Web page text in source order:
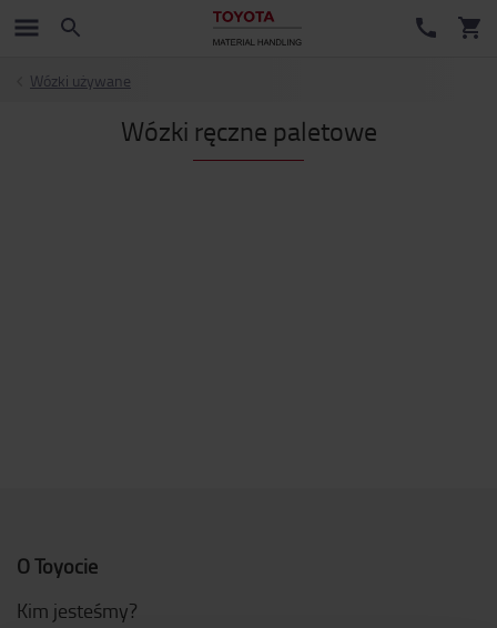
Wózki używane
Wózki ręczne paletowe
O Toyocie
Kim jesteśmy?